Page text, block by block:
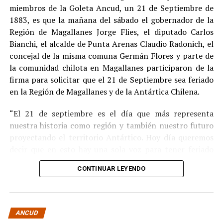
Indemnización a la víctima y nueva investigación
por ocultamiento de bienes
En el ámbito civil, elJuzgado de Letras de Castrodictó
enseptiembre de 2023una sentencia que obliga a
Pedro Montecinos apagar una indemnización total de
$120 millonespor concepto de daño moral:
$80 millonesa favor de la víctima.
$40 millonesa favor de su madre.
Sin embargo, la Fiscalía abrió una nueva línea
transferencia de bienes
ejecución del fallo.
demandante, Montecinos y su esposa habrían
miembros de la Goleta Ancud, un 21 de Septiembre de
1883, es que la mañana del sábado el gobernador de la
Región de Magallanes Jorge Flies, el diputado Carlos
Bianchi, el alcalde de Punta Arenas Claudio Radonich, el
concejal de la misma comuna Germán Flores y parte de
la comunidad chilota en Magallanes participaron de la
firma para solicitar que el 21 de Septiembre sea feriado
en la Región de Magallanes y de la Antártica Chilena.
“El 21 de septiembre es el día que más representa
nuestra historia como región y también nuestro futuro
proyectando el territorio Antártico. Hoy día queremos
este día por los primeros chilotes que llegaron en la
Goleta Ancud y por los que han hecho a Magallanes lo
En tanto, Bianchi señaló que “esto es reconocer la gesta
y la trascendencia que ha tenido la toma de posesión del
CONTINUAR LEYENDO
ANCUD